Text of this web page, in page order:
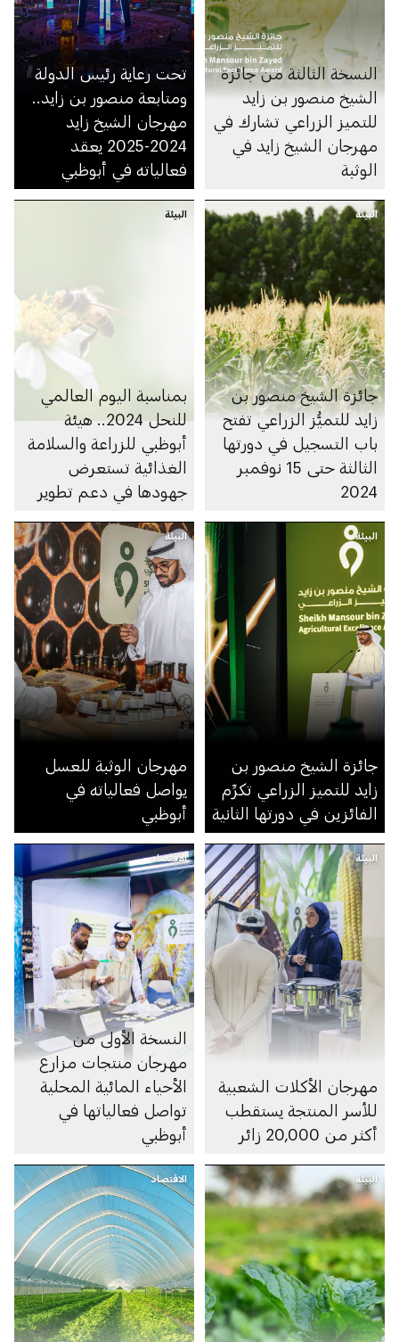
النسخة الثالثة من جائزة
الشيخ منصور بن زايد
للتميز الزراعي تشارك في
مهرجان الشيخ زايد في
الوثبة
تحت رعاية رئيس الدولة
ومتابعة منصور بن زايد..
مهرجان الشيخ زايد
2024-2025 يعقد
فعالياته في أبوظبي
البيئة
جائزة الشيخ منصور بن
زايد للتميُّز الزراعي تفتح
باب التسجيل في دورتها
الثالثة حتى 15 نوفمبر
2024
البيئة
بمناسبة اليوم العالمي
للنحل 2024.. هيئة
أبوظبي للزراعة والسلامة
الغذائية تستعرض
جهودها في دعم تطوير
البيئة
جائزة الشيخ منصور بن
زايد للتميز الزراعي تكرِّم
الفائزين في دورتها الثانية
البيئة
مهرجان الوثبة للعسل
يواصل فعالياته في
أبوظبي
البيئة
مهرجان الأكلات الشعبية
للأسر المنتجة يستقطب
أكثر من 20,000 زائر
الاقتصاد
النسخة الأولى من
مهرجان منتجات مزارع
الأحياء المائية المحلية
تواصل فعالياتها في
أبوظبي
البيئة الاقتصاد